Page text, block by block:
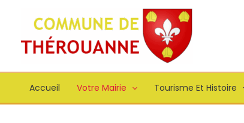
Accueil Votre Mairie Tourisme Et Histoire